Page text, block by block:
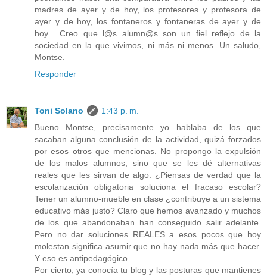
madres de ayer y de hoy, los profesores y profesora de
ayer y de hoy, los fontaneros y fontaneras de ayer y de
hoy... Creo que l@s alumn@s son un fiel reflejo de la
sociedad en la que vivimos, ni más ni menos. Un saludo,
Montse.
Responder
Toni Solano
1:43 p. m.
Bueno Montse, precisamente yo hablaba de los que
sacaban alguna conclusión de la actividad, quizá forzados
por esos otros que mencionas. No propongo la expulsión
de los malos alumnos, sino que se les dé alternativas
reales que les sirvan de algo. ¿Piensas de verdad que la
escolarización obligatoria soluciona el fracaso escolar?
Tener un alumno-mueble en clase ¿contribuye a un sistema
educativo más justo? Claro que hemos avanzado y muchos
de los que abandonaban han conseguido salir adelante.
Pero no dar soluciones REALES a esos pocos que hoy
molestan significa asumir que no hay nada más que hacer.
Y eso es antipedagógico.
Por cierto, ya conocía tu blog y las posturas que mantienes